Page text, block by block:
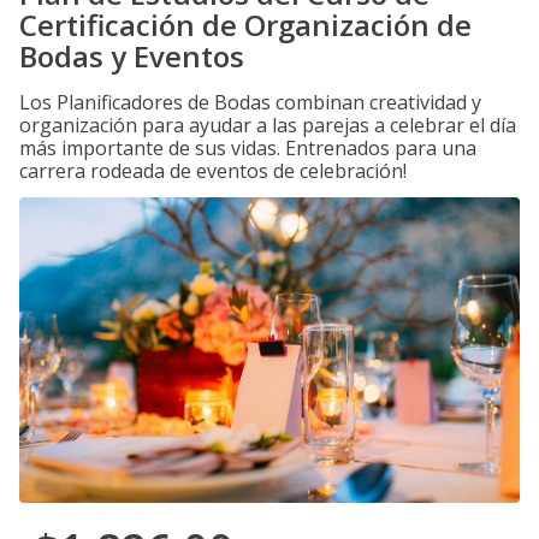
Certificación de Organización de
Bodas y Eventos
Los Planificadores de Bodas combinan creatividad y
organización para ayudar a las parejas a celebrar el día
más importante de sus vidas. Entrenados para una
carrera rodeada de eventos de celebración!